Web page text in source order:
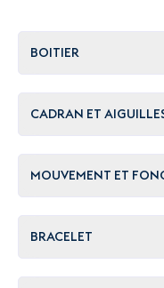
BOITIER
CADRAN ET
MOUVEMENT ET
BRACELET